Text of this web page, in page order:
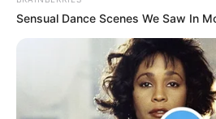
υπαλλήλων! (Βίντεο
Χειροπέδες σε
Θεσσαλονίκη μετά
της Interpol
Sensual Dance Scenes We Saw In